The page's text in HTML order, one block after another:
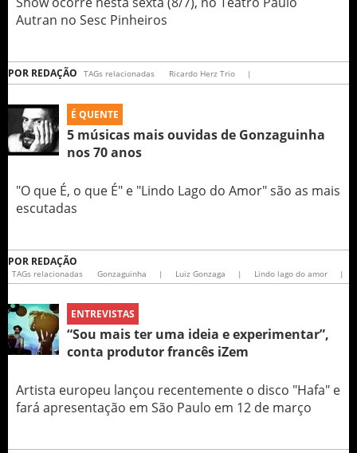
Autran no Sesc Pinheiros
POR REDAÇÃO TAGs relacionadas Ricardo Herz Trio |
É QUENTE
5 músicas mais ouvidas de Gonzaguinha
nos 70 anos
"O que É, o que É" e "Lindo Lago do Amor" são as mais
escutadas
POR REDAÇÃO
TAGs relacionadas Gonzaguinha | Luiz Gonzaga | Lindo lago do amor |
ENTREVISTAS
“Sou mais ter uma ideia e experimentar”,
conta produtor francês iZem
Artista europeu lançou recentemente o disco "Hafa" e
fará apresentação em São Paulo em 12 de março